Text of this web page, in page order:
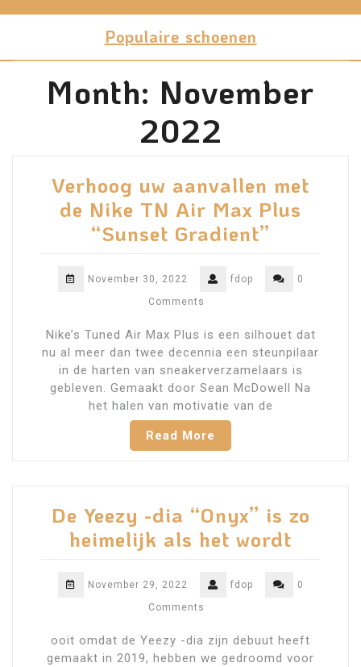
Populaire schoenen
Month: November
2022
Verhoog uw aanvallen met
de Nike TN Air Max Plus
“Sunset Gradient”
November 30, 2022 fdop
0
Comments
Nike’s Tuned Air Max Plus is een silhouet dat
nu al meer dan twee decennia een steunpilaar
in de harten van sneakerverzamelaars is
gebleven. Gemaakt door Sean McDowell Na
het halen van motivatie van de
Read More
De Yeezy -dia “Onyx” is zo
heimelijk als het wordt
November 29, 2022 fdop
0
Comments
ooit omdat de Yeezy -dia zijn debuut heeft
gemaakt in 2019, hebben we gedroomd voor